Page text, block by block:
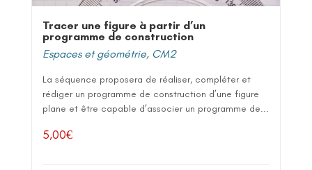
Tracer une figure à partir d’un
programme de construction
Espaces et géométrie, CM2
La séquence proposera de réaliser, compléter et
rédiger un programme de construction d’une figure
plane et être capable d’associer un programme de...
5,00€